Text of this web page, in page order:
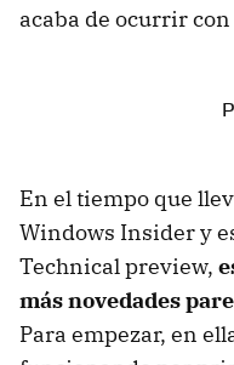
acaba de ocurrir
En el tiempo que
Windows Insider y
Technical preview,
más novedades
Para empezar, en